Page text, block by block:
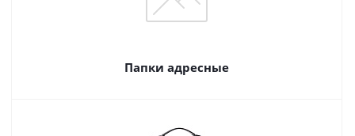
Папки адресные